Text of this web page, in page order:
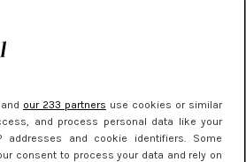
our 233 partners use cookies or similar
and process personal data like your
and cookie identifiers. Some
consent to process your data and rely on
& geel: de felgekleurde
trend die je wilt dragen